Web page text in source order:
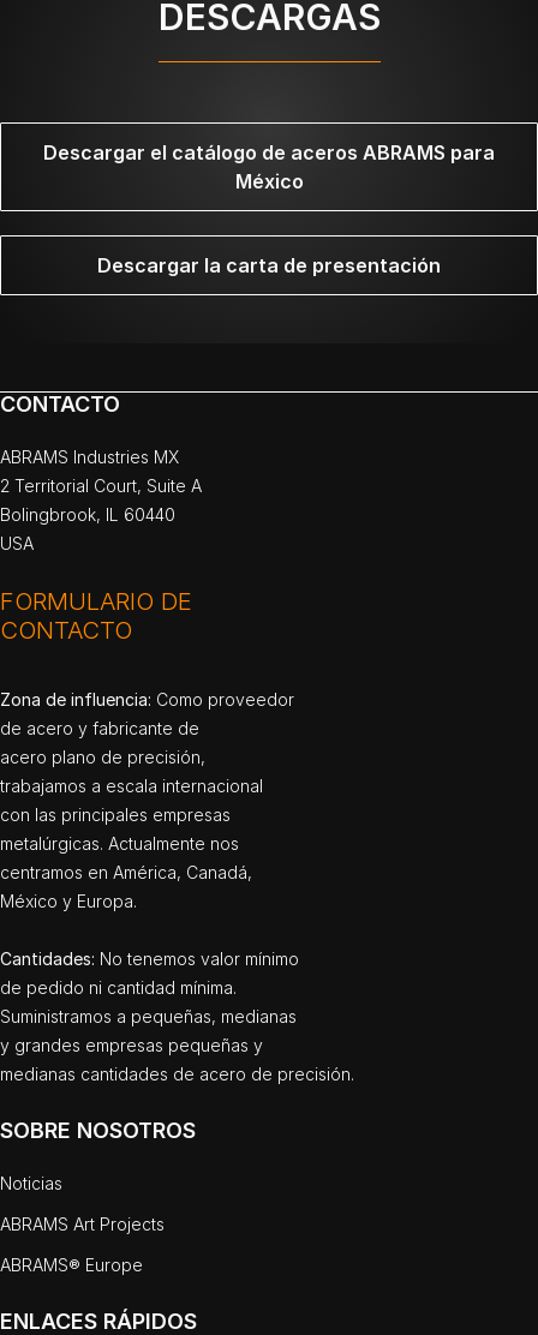
DESCARGAS
Descargar la carta de presentación
Descargar el catálogo de aceros ABRAMS para
México
CONTACTO
ABRAMS Industries MX
2 Territorial Court, Suite A
Bolingbrook, IL 60440
USA
FORMULARIO DE
CONTACTO
Zona de influencia: Como proveedor
de acero y fabricante de
acero plano de precisión,
trabajamos a escala internacional
con las principales empresas
metalúrgicas. Actualmente nos
centramos en América, Canadá,
México y Europa.
Cantidades: No tenemos valor mínimo
de pedido ni cantidad mínima.
Suministramos a pequeñas, medianas
y grandes empresas pequeñas y
medianas cantidades de acero de precisión.
SOBRE NOSOTROS
Noticias
ABRAMS Art Projects
ABRAMS® Europe
ENLACES RÁPIDOS